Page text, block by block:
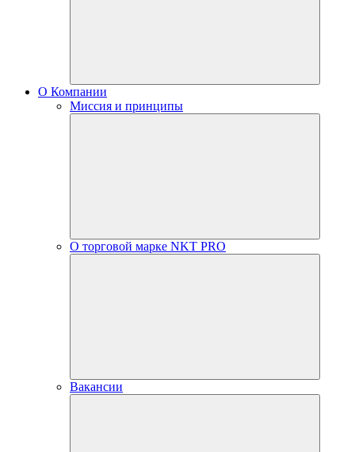
О Компании
Миссия и принципы
О торговой марке NKT PRO
Вакансии